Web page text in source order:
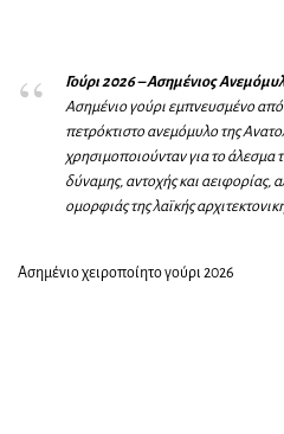
Γούρι 2026 – Ασημένιος
Ασημένιο γούρι εμπνευσμένο
πετρόκτιστο ανεμόμυλο της
χρησιμοποιούνταν για το άλεσμα
δύναμης, αντοχής και αειφορίας,
ομορφιάς της λαϊκής
Ασημένιο χειροποίητο γούρι 2026